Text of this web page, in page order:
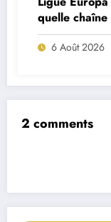
quelle
match ?
6 Août 2026
2 comments